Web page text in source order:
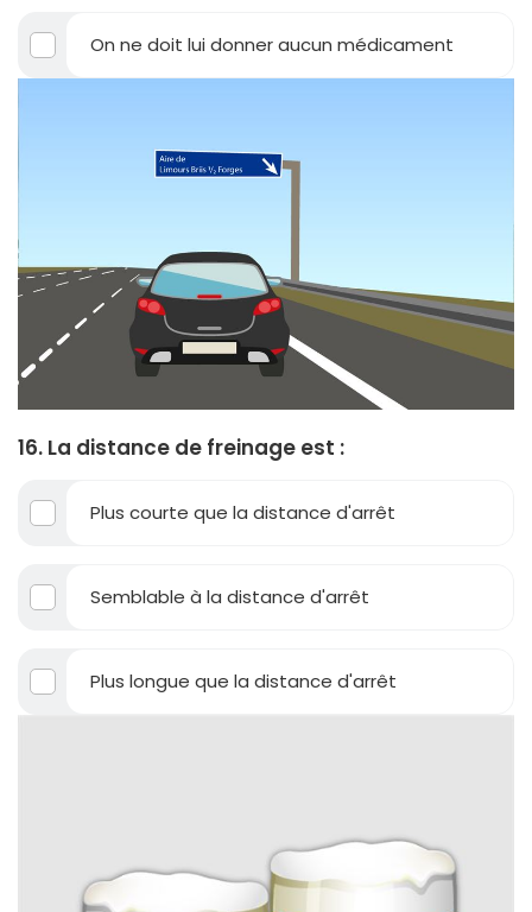
On ne doit lui donner aucun médicament
16. La distance de freinage est :
Plus courte que la distance d'arrêt
Semblable à la distance d'arrêt
Plus longue que la distance d'arrêt